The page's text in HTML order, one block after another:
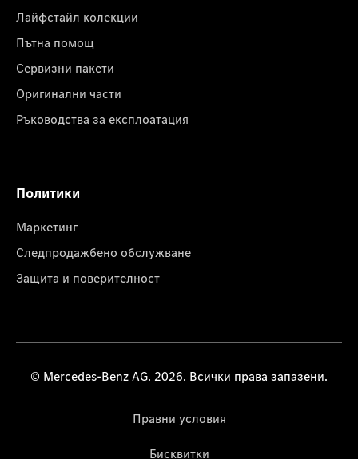
Лайфстайл колекции
Пътна помощ
Сервизни пакети
Оригинални части
Ръководства за експлоатация
Политики
Маркетинг
Следпродажбено обслужване
Защита и поверителност
© Mercedes-Benz AG. 2026. Всички права запазени.
Правни условия
Бисквитки